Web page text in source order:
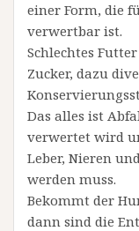
einer Form, die
verwertbar ist.
Schlechtes
Zucker, dazu
Das alles ist
verwertet wird
Leber, Nieren
werden muss.
Bekommt der
dann sind die